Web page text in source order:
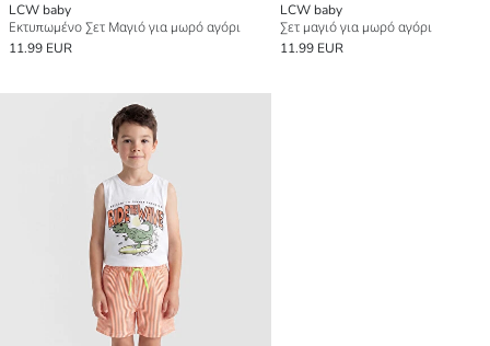
LCW baby
Εκτυπωμένο Σετ Μαγιό για μωρό αγόρι
11.99 EUR
LCW baby
Σετ μαγιό για μωρό αγόρι
11.99 EUR